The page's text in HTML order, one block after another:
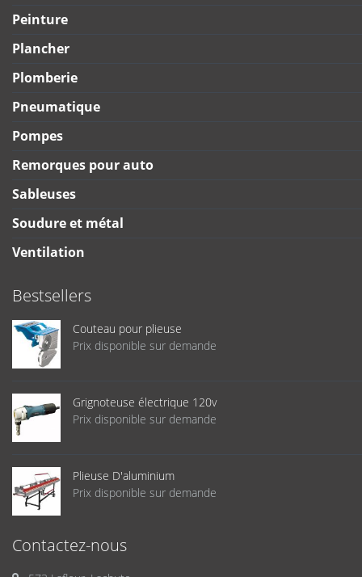
Peinture
Plancher
Plomberie
Pneumatique
Pompes
Remorques pour auto
Sableuses
Soudure et métal
Ventilation
Bestsellers
Couteau pour plieuse
Prix disponible sur demande
Grignoteuse électrique 120v
Prix disponible sur demande
Plieuse D'aluminium
Prix disponible sur demande
Contactez-nous